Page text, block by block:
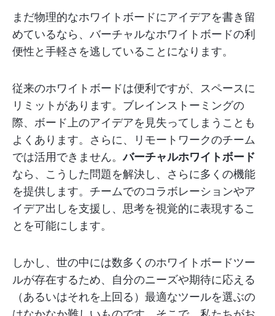
まだ物理的なホワイトボードにアイデアを書き留
めているなら、バーチャルなホワイトボードの利
便性と手軽さを逃していることになります。
従来のホワイトボードは便利ですが、スペースに
リミットがあります。ブレインストーミングの
際、ボード上のアイデアを見失ってしまうことも
よくあります。さらに、リモートワークのチーム
では活用できません。バーチャルホワイトボード
なら、こうした問題を解決し、さらに多くの機能
を提供します。チームでのコラボレーションやア
イデア出しを支援し、思考を視覚的に表現するこ
とを可能にします。
しかし、世の中には数多くのホワイトボードツー
ルが存在するため、自分のニーズや期待に応える
（あるいはそれを上回る）最適なツールを選ぶの